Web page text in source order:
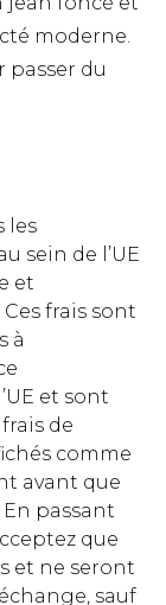
moderne.
passer du
les
sein de l’UE
et
frais sont
à
et sont
de
comme
avant que
passant
que
et ne seront
sauf